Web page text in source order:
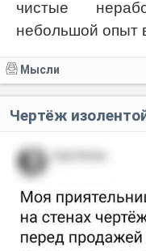
чистые
небольшой опыт
Мысли
Чертёж